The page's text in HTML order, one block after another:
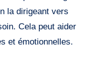
la dirigeant vers
Cela peut aider
et émotionnelles.